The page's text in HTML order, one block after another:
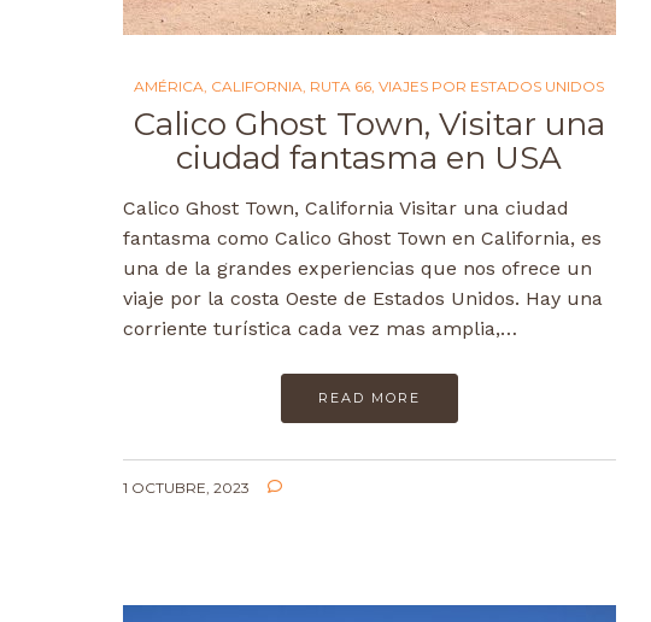
AMÉRICA CALIFORNIA RUTA 66 ,VIAJES POR ESTADOS UNIDOS
Calico Ghost Town, Visitar una
ciudad fantasma en USA
Calico Ghost Town, California Visitar una ciudad
fantasma como Calico Ghost Town en California, es
una de la grandes experiencias que nos ofrece un
viaje por la costa Oeste de Estados Unidos. Hay una
corriente turística cada vez mas amplia,…
READ MORE
1 OCTUBRE, 2023